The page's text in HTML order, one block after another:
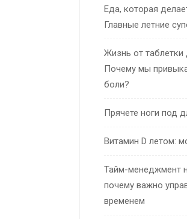
Еда, которая
Главные летние
Жизнь от таблетки
Почему мы
боли?
Прячете ноги под
Витамин D летом:
Тайм-менеджмент
почему важно
временем